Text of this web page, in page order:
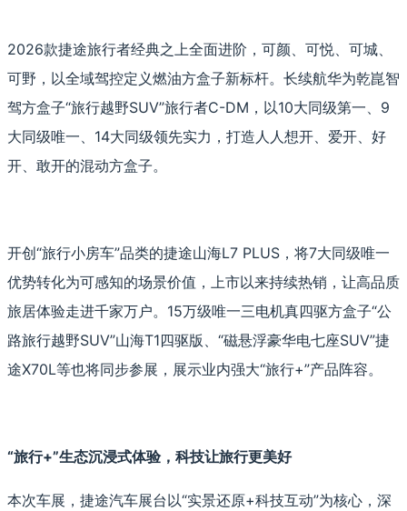
2026款捷途旅行者经典之上全面进阶，可颜、可悦、可城、
可野，以全域驾控定义燃油方盒子新标杆。长续航华为乾崑智
驾方盒子“旅行越野SUV”旅行者C-DM，以10大同级第一、9
大同级唯一、14大同级领先实力，打造人人想开、爱开、好
开、敢开的混动方盒子。
开创“旅行小房车”品类的捷途山海L7 PLUS，将7大同级唯一
优势转化为可感知的场景价值，上市以来持续热销，让高品质
旅居体验走进千家万户。15万级唯一三电机真四驱方盒子“公
路旅行越野SUV”山海T1四驱版、“磁悬浮豪华电七座SUV”捷
途X70L等也将同步参展，展示业内强大“旅行+”产品阵容。
“旅行+”生态沉浸式体验，科技让旅行更美好
本次车展，捷途汽车展台以“实景还原+科技互动”为核心，深